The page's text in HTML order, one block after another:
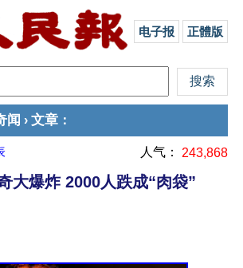
电子报 正體版
闻 › 文章 ：
人气： 243,868
大爆炸 2000人跌成“肉袋”